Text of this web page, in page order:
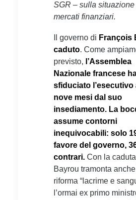
SGR – sulla
mercati finanziari.
Il governo di François
caduto. Come
previsto, l’Assemblea
Nazionale francese
sfiduciato l’esecutivo
nove mesi dal suo
insediamento. La
assume contorni
inequivocabili: solo
favore del governo,
contrari. Con la
Bayrou tramonta
riforma “lacrime e
l’ormai ex primo